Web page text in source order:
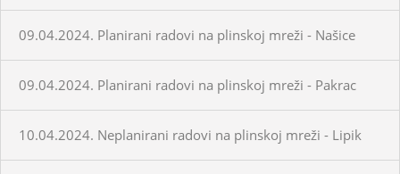
09.04.2024. Planirani radovi na plinskoj mreži - Našice
09.04.2024. Planirani radovi na plinskoj mreži - Pakrac
10.04.2024. Neplanirani radovi na plinskoj mreži - Lipik